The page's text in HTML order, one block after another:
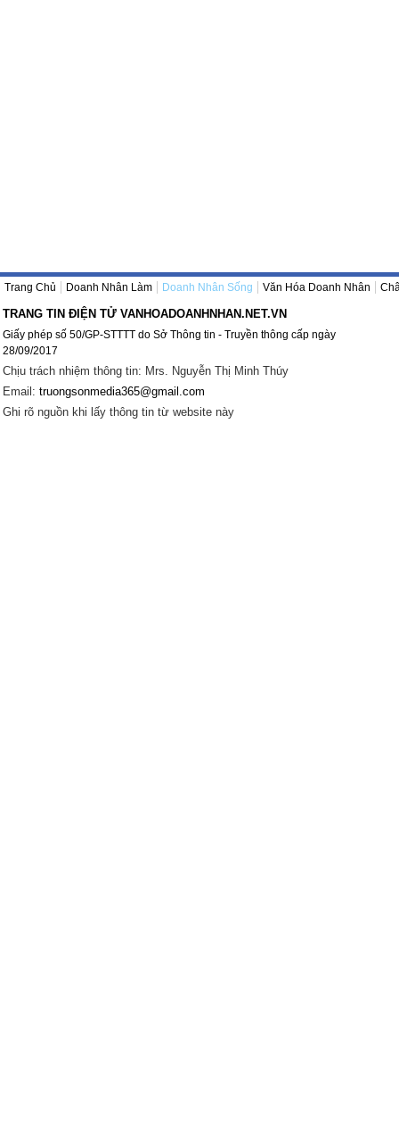
Trang Chủ Doanh Nhân Làm Doanh Nhân Sống Văn Hóa Doanh Nhân
TRANG TIN ĐIỆN TỬ VANHOADOANHNHAN.NET.VN
Giấy phép số 50/GP-STTTT do Sở Thông tin - Truyền thông cấp ngày
28/09/2017
Chịu trách nhiệm thông tin: Mrs. Nguyễn Thị Minh Thúy
Email: truongsonmedia365@gmail.com
Ghi rõ nguồn khi lấy thông tin từ website này